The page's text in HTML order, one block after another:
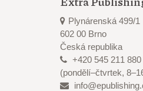
Plynárenská 499/1
602 00 Brno
Česká republika
+420 545 211 880
(pondělí–čtvrtek,